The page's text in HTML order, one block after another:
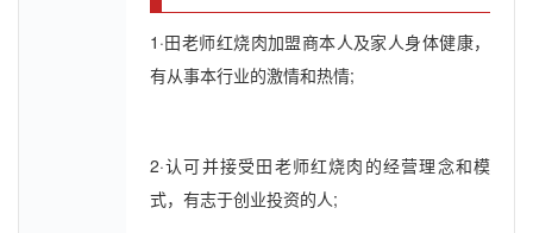
1·田老师红烧肉加盟商本人及家人身体健康，
有从事本行业的激情和热情;
2·认可并接受田老师红烧肉的经营理念和模
式，有志于创业投资的人;